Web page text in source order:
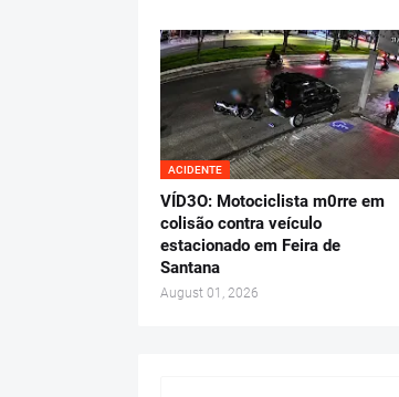
ACIDENTE
VÍD3O: Motociclista m0rre em
colisão contra veículo
estacionado em Feira de
Santana
August 01, 2026